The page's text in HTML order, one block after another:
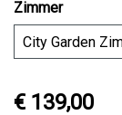
Zimmer
€ 139,00